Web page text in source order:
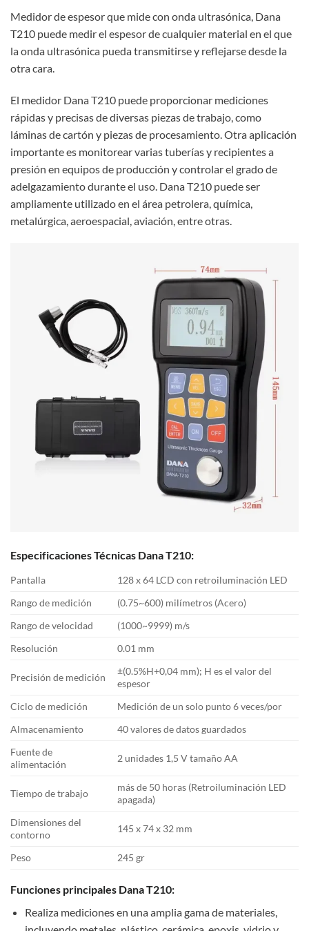
Medidor de espesor que mide con onda ultrasónica, Dana
T210 puede medir el espesor de cualquier material en el que
la onda ultrasónica pueda transmitirse y reflejarse desde la
otra cara.
El medidor Dana T210 puede proporcionar mediciones
rápidas y precisas de diversas piezas de trabajo, como
láminas de cartón y piezas de procesamiento. Otra aplicación
importante es monitorear varias tuberías y recipientes a
presión en equipos de producción y controlar el grado de
adelgazamiento durante el uso. Dana T210 puede ser
ampliamente utilizado en el área petrolera, química,
metalúrgica, aeroespacial, aviación, entre otras.
Especificaciones Técnicas Dana T210:
Pantalla
128 x 64 LCD con retroiluminación LED
Rango de medición
(0.75~600) milímetros (Acero)
Rango de velocidad
(1000~9999) m/s
Resolución
0.01 mm
Precisión de medición
±(0.5%H+0,04 mm); H es el valor del
espesor
Ciclo de medición
Medición de un solo punto 6 veces/por
Almacenamiento
40 valores de datos guardados
Fuente de
alimentación
2 unidades 1,5 V tamaño AA
Tiempo de trabajo
más de 50 horas (Retroiluminación LED
apagada)
Dimensiones del
contorno
145 x 74 x 32 mm
Peso 245 gr
Funciones principales Dana T210:
Realiza mediciones en una amplia gama de materiales,